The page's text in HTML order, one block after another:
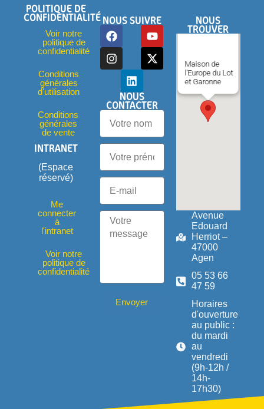
POLITIQUE DE
CONFIDENTIALITÉ
Voir notre
politique de
confidentialité
Conditions
générales
d'utilisation
Conditions
générales
de vente
INTRANET
(Espace
réservé)
Me
connecter
à
l'intranet
Voir notre
politique de
confidentialité
NOUS SUIVRE
NOUS
CONTACTER
Envoyer
NOUS
TROUVER
Maison de
l'Europe du Lot
et Garonne
Avenue
Edouard
Herriot –
47000
Agen
05 53 66
47 59
Horaires
d'ouverture
au public :
du mardi
au
vendredi
(9h-12h /
14h-
17h30)